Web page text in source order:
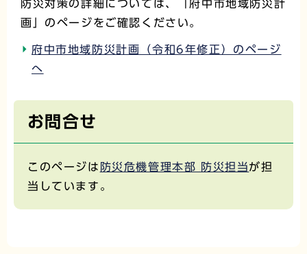
防災対策の詳細については、「府中市地域防災計
画」のページをご確認ください。
府中市地域防災計画（令和6年修正）のページ
へ
お問合せ
このページは 防災危機管理本部 防災担当が担
当しています。